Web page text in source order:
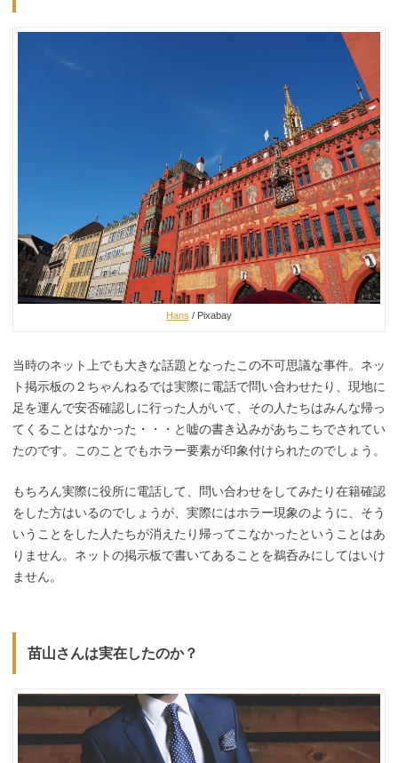
Hans / Pixabay
当時のネット上でも大きな話題となったこの不可思議な事件。ネッ
ト掲示板の２ちゃんねるでは実際に電話で問い合わせたり、現地に
足を運んで安否確認しに行った人がいて、その人たちはみんな帰っ
てくることはなかった・・・と嘘の書き込みがあちこちでされてい
たのです。このことでもホラー要素が印象付けられたのでしょう。
もちろん実際に役所に電話して、問い合わせをしてみたり在籍確認
をした方はいるのでしょうが、実際にはホラー現象のように、そう
いうことをした人たちが消えたり帰ってこなかったということはあ
りません。ネットの掲示板で書いてあることを鵜呑みにしてはいけ
ません。
苗山さんは実在したのか？